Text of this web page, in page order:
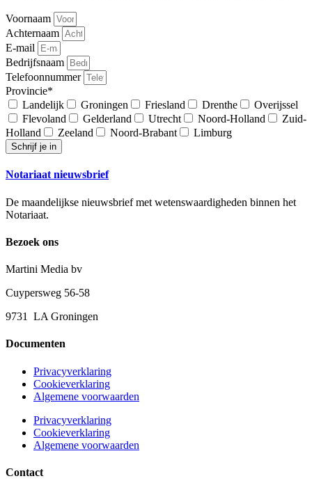
Voornaam
Achternaam
E-mail
Bedrijfsnaam
Telefoonnummer
Provincie*
Landelijk
Groningen Friesland Drenthe
Overijssel
Flevoland
Gelderland Utrecht Noord-Holland
Zuid-
Holland
Zeeland Noord-Brabant Limburg
Schrijf je in
Notariaat nieuwsbrief
De maandelijkse nieuwsbrief met wetenswaardigheden binnen het
Notariaat.
Bezoek ons
Martini Media bv
Cuypersweg 56-58
9731 LA Groningen
Documenten
Privacyverklaring
Cookieverklaring
Algemene voorwaarden
Privacyverklaring
Cookieverklaring
Algemene voorwaarden
Contact